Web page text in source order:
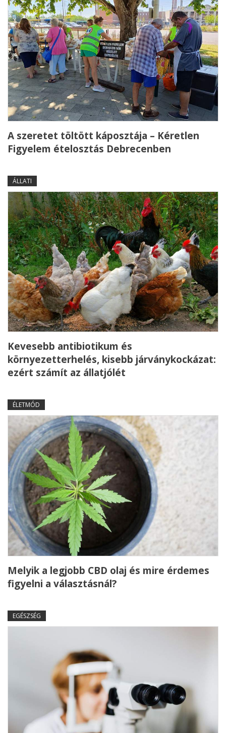
A szeretet töltött káposztája – Kéretlen
Figyelem ételosztás Debrecenben
ÁLLATI
Kevesebb antibiotikum és
környezetterhelés, kisebb járványkockázat:
ezért számít az állatjólét
ÉLETMÓD
Melyik a legjobb CBD olaj és mire érdemes
figyelni a választásnál?
EGÉSZSÉG